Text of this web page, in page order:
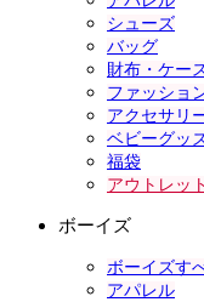
シューズ
バッグ
財布・ケー
ファッショ
アクセサリ
ベビーグッ
福袋
アウトレット
ボーイズ
ボーイズす
アパレル